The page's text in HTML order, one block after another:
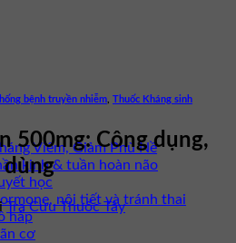
Viêm, Giảm Phù Nề
kinh & tuần hoàn não
học
nội tiết và tránh thai
hấp
cơ
bệnh truyền nhiễm Thuốc Kháng sinh
500mg: Công dụng,
dùng
Tra Cứu Thuốc Tây